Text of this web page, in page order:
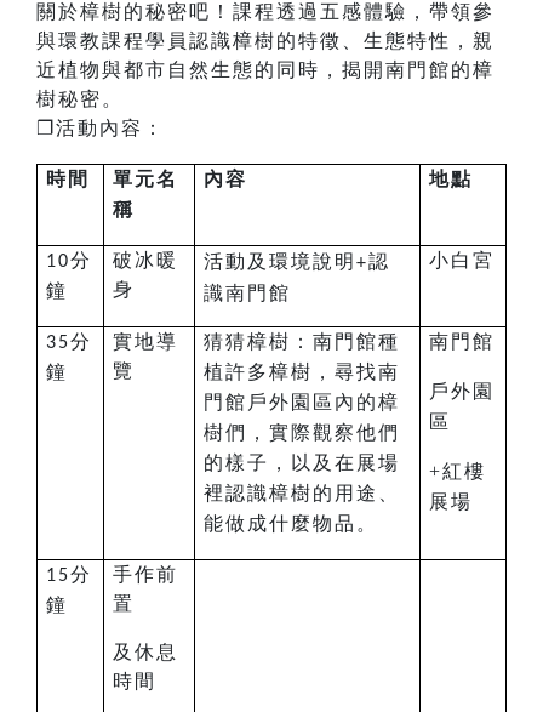
關於樟樹的秘密吧！課程透過五感體驗，帶領參
與環教課程學員認識樟樹的特徵、生態特性，親
近植物與都市自然生態的同時，揭開南門館的樟
樹秘密。
❐ 活動內容：
時間
單元名
稱
內容 地點
10分
鐘
破冰 暖
身
活動及環境說明 +認
識南門館
小白宮
35分
鐘
實地導
覽
猜猜樟樹： 南門館種
植許多樟樹，尋找南
門館戶外園區內的樟
樹們，實際觀察他們
的樣子，以及在展場
裡認識樟樹的用途、
能做成什麼物品。
南門館
戶外園
區
+紅樓
展場
15分
鐘
手作前
置
及休息
時間